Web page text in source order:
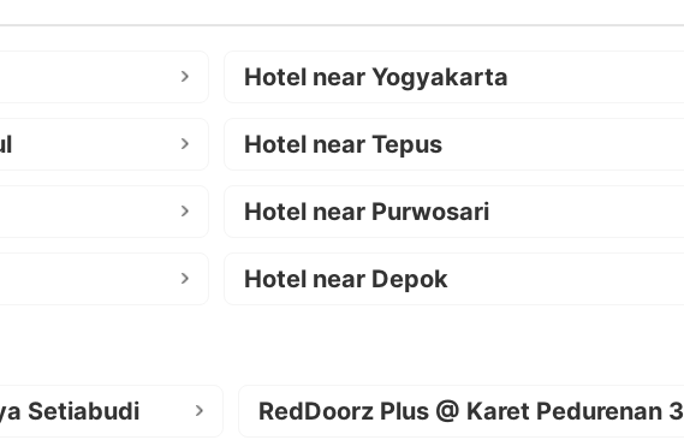
Hotel near Yogyakarta
Hotel near Tepus
Hotel near Purwosari
Hotel near Depok
Setiabudi RedDoorz Plus @ Karet Pedurenan 3